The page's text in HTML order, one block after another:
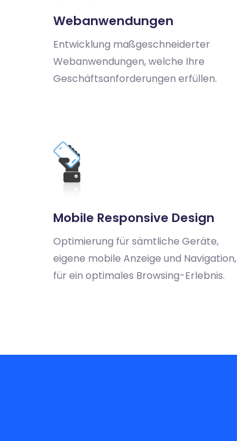
Webanwendungen
Entwicklung maßgeschneiderter
Webanwendungen, welche Ihre
Geschäftsanforderungen erfüllen.
Mobile Responsive Design
Optimierung für sämtliche Geräte,
eigene mobile Anzeige und Navigation,
für ein optimales Browsing-Erlebnis.